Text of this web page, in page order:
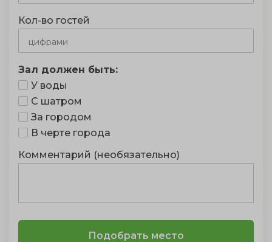
Кол-во гостей
Зал должен быть:
У воды
С шатром
За городом
В черте города
Комментарий (необязательно)